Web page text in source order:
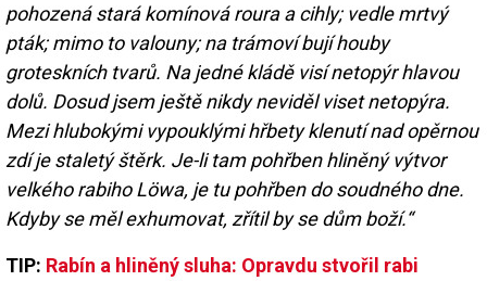
pohozená stará komínová roura a cihly; vedle mrtvý
pták; mimo to valouny; na trámoví bují houby
groteskních tvarů. Na jedné kládě visí netopýr hlavou
dolů. Dosud jsem ještě nikdy neviděl viset netopýra.
Mezi hlubokými vypouklými hřbety klenutí nad opěrnou
zdí je staletý štěrk. Je-li tam pohřben hliněný výtvor
velkého rabiho Löwa, je tu pohřben do soudného dne.
Kdyby se měl exhumovat, zřítil by se dům boží.“
TIP: Rabín a hliněný sluha: Opravdu stvořil rabi